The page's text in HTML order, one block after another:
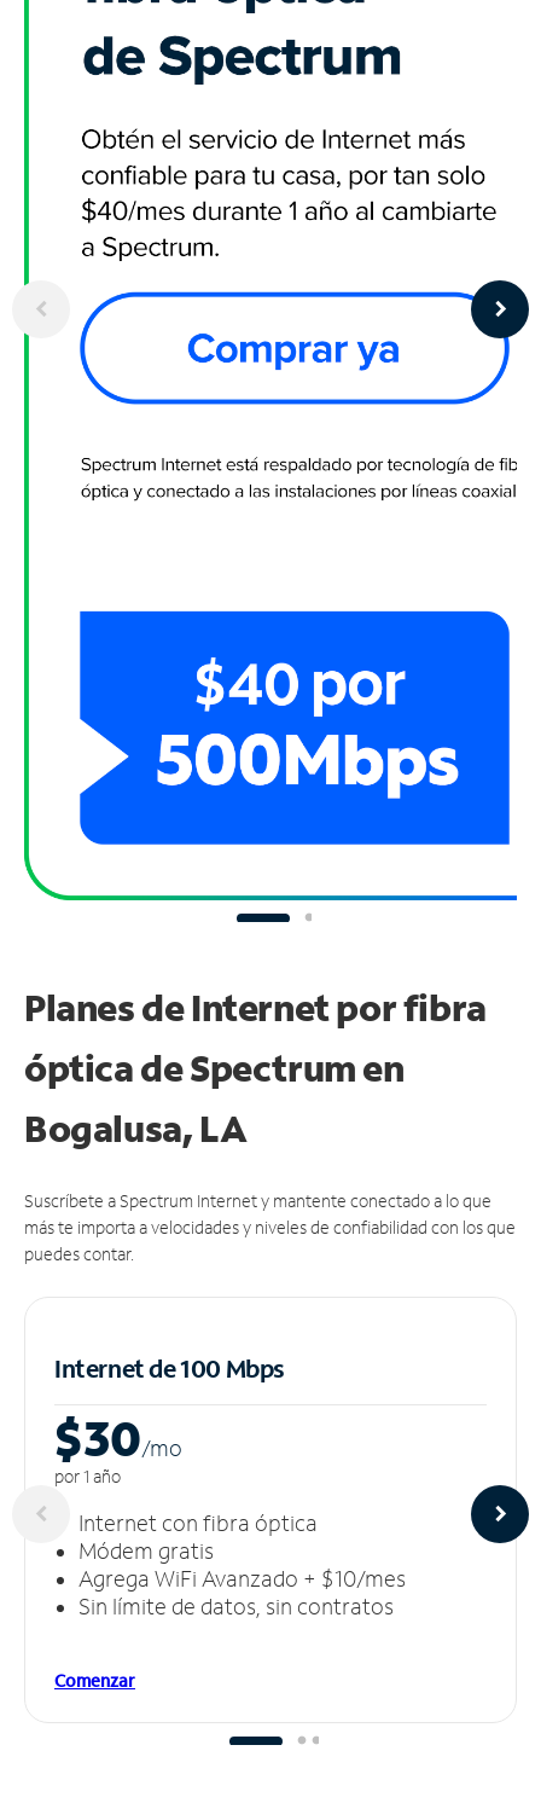
Planes de Internet por fibra
óptica de Spectrum en
Bogalusa, LA
Suscríbete a Spectrum Internet y mantente conectado a lo que
más te importa a velocidades y niveles de confiabilidad con los que
puedes contar.
Internet de 100 Mbps
$30/mo
por 1 año
Internet con fibra óptica
Módem gratis
Agrega WiFi Avanzado + $10/mes
Sin límite de datos, sin contratos
Comenzar